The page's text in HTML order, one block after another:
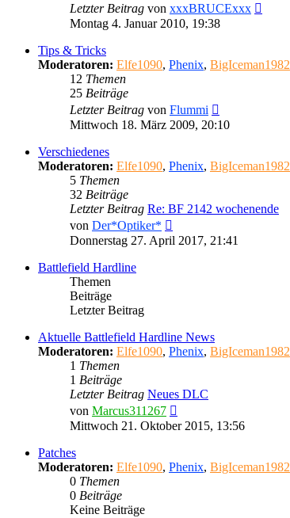
Letzter Beitrag von xxxBRUCExxx
Montag 4. Januar 2010, 19:38
Tips & Tricks
Moderatoren: Elfe1090, Phenix, BigIceman1982
12 Themen
25 Beiträge
Letzter Beitrag von Flummi
Beitrag
Mittwoch 18. März 2009, 20:10
Verschiedenes
Moderatoren: Elfe1090, Phenix, BigIceman1982
5 Themen
32 Beiträge
Letzter Beitrag Re: BF 2142 wochenende
von Der*Optiker*
Beitrag
Donnerstag 27. April 2017, 21:41
Battlefield Hardline
Themen
Beiträge
Letzter Beitrag
Aktuelle Battlefield Hardline News
Moderatoren: Elfe1090, Phenix, BigIceman1982
1 Themen
1 Beiträge
Letzter Beitrag Neues DLC
von Marcus311267
Beitrag
Mittwoch 21. Oktober 2015, 13:56
Patches
Moderatoren: Elfe1090, Phenix, BigIceman1982
0 Themen
0 Beiträge
Keine Beiträge